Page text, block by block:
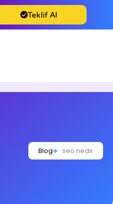
Teklif Al
Blog seo nedir